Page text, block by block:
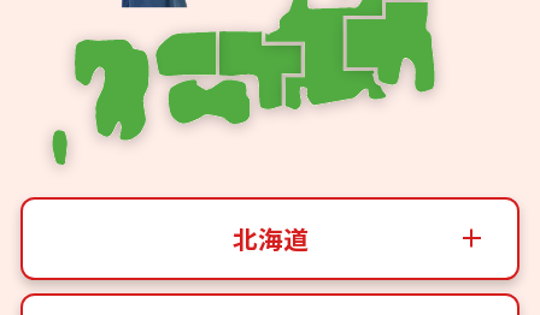
北海道